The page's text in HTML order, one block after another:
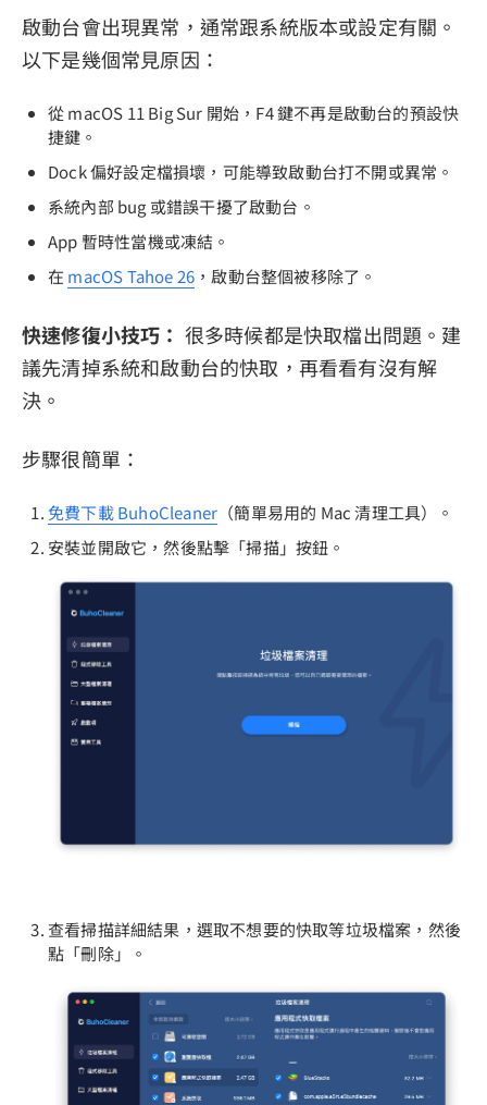
啟動台會出現異常，通常跟系統版本或設定有關。
以下是幾個常見原因：
從 macOS 11 Big Sur 開始，F4 鍵不再是啟動台的預設快
捷鍵。
Dock 偏好設定檔損壞，可能導致啟動台打不開或異常。
系統內部 bug 或錯誤干擾了啟動台。
App 暫時性當機或凍結。
在 macOS Tahoe 26 ，啟動台整個被移除了。
快速修復小技巧： 很多時候都是快取檔出問題。建
議先清掉系統和啟動台的快取，再看看有沒有解
決。
步驟很簡單：
免費下載 BuhoCleaner （簡單易用的 Mac 清理工具）。
安裝並開啟它，然後點擊「掃描」按鈕。
查看掃描詳細結果，選取不想要的快取等垃圾檔案，然後
點「刪除」。